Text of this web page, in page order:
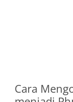
Cara